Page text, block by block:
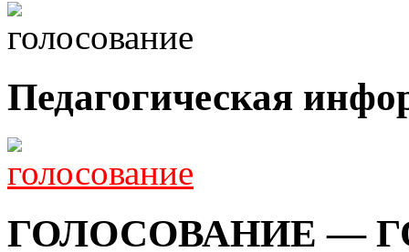
Педагогическая
ГОЛОСОВАНИЕ —